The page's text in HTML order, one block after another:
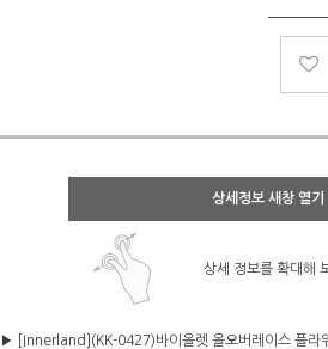
상세정보 새창 열기
상세 정보를 확대해
▶ [Innerland](KK-0427)바이올렛 올오버레이스 플라